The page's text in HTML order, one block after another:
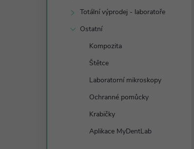
Totální výprodej - laboratoře
Ostatní
Kompozita
Štětce
Laboratorní mikroskopy
Ochranné pomůcky
Krabičky
Aplikace MyDentLab